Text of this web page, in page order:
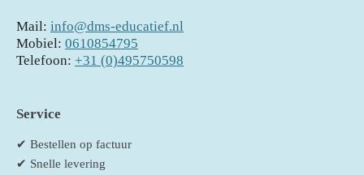
Mail: info@dms-educatief.nl
Mobiel: 0610854795
Telefoon: +31 (0)495750598
Service
✔ Bestellen op factuur
✔ Snelle levering